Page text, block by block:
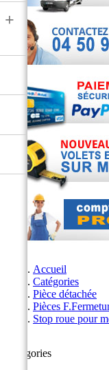
+
Accueil
Catégories
Pièce détachée
Pièces
Stop roue pour
Catégories